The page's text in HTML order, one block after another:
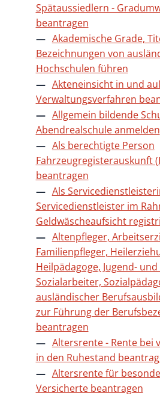
Spätaussiedlern -
beantragen
Akademische Grade,
Bezeichnungen von
Hochschulen führen
Akteneinsicht in und
Verwaltungsverfahren
Allgemein bildende
Abendrealschule anmelden
Als berechtigte Person
Fahrzeugregisterauskunft
beantragen
Als
Servicedienstleister im
Geldwäscheaufsicht
Altenpfleger,
Familienpfleger,
Heilpädagoge, Jugend-
Sozialarbeiter,
ausländischer
zur Führung der
beantragen
Altersrente - Rente bei
in den Ruhestand
Altersrente für
Versicherte beantragen